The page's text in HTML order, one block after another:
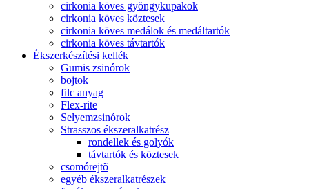
cirkonia köves gyöngykupakok
cirkonia köves köztesek
cirkonia köves medálok és medáltartók
cirkonia köves távtartók
Ékszerkészítési kellék
Gumis zsinórok
bojtok
filc anyag
Flex-rite
Selyemzsinórok
Strasszos ékszeralkatrész
rondellek és golyók
távtartók és köztesek
csomórejtõ
egyéb ékszeralkatrészek